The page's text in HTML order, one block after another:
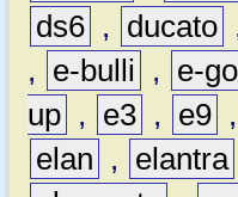
ds6 , ducato
,
e-bulli , e-
up , e3 , e9 ,
elan
, elantra